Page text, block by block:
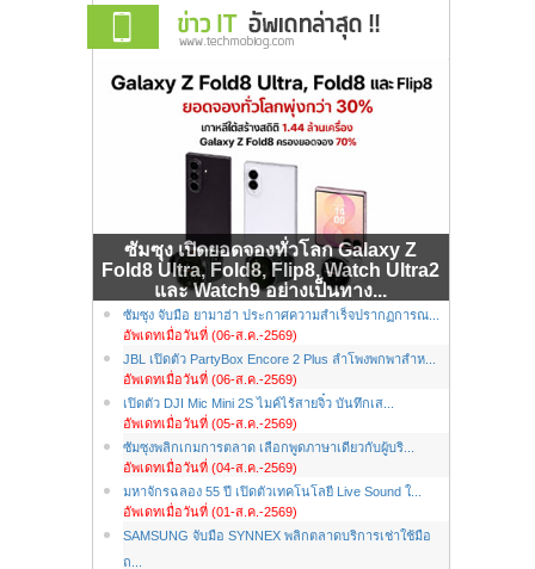
ซัมซุง เปิดยอดจองทั่วโลก Galaxy Z
Fold8 Ultra, Fold8, Flip8, Watch Ultra2
และ Watch9 อย่างเป็นทาง...
ซัมซุง จับมือ ยามาฮ่า ประกาศความสำเร็จปรากฏการณ...
อัพเดทเมื่อวันที่ (06-ส.ค.-2569)
JBL เปิดตัว PartyBox Encore 2 Plus ลำโพงพกพาสำห...
อัพเดทเมื่อวันที่ (06-ส.ค.-2569)
เปิดตัว DJI Mic Mini 2S ไมค์ไร้สายจิ๋ว บันทึกเส...
อัพเดทเมื่อวันที่ (05-ส.ค.-2569)
ซัมซุงพลิกเกมการตลาด เลือกพูดภาษาเดียวกับผู้บริ...
อัพเดทเมื่อวันที่ (04-ส.ค.-2569)
มหาจักรฉลอง 55 ปี เปิดตัวเทคโนโลยี Live Sound ใ...
อัพเดทเมื่อวันที่ (01-ส.ค.-2569)
SAMSUNG จับมือ SYNNEX พลิกตลาดบริการเช่าใช้มือ
ถ...